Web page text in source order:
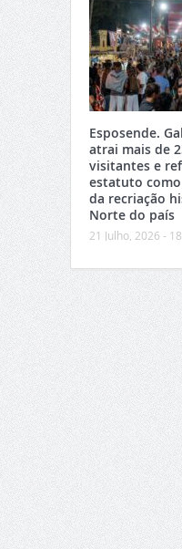
Esposende.
atrai mais de
visitantes e
estatuto
da recriação
Norte do país
21 Julho, 2026 -